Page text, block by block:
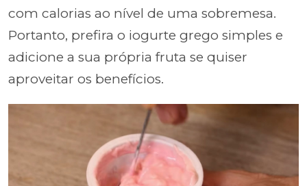
com calorias ao nível de uma sobremesa.
Portanto, prefira o iogurte grego simples e
adicione a sua própria fruta se quiser
aproveitar os benefícios.